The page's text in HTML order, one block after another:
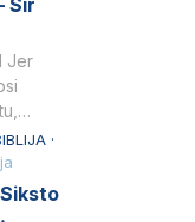
OP).
Sir
Jer
·